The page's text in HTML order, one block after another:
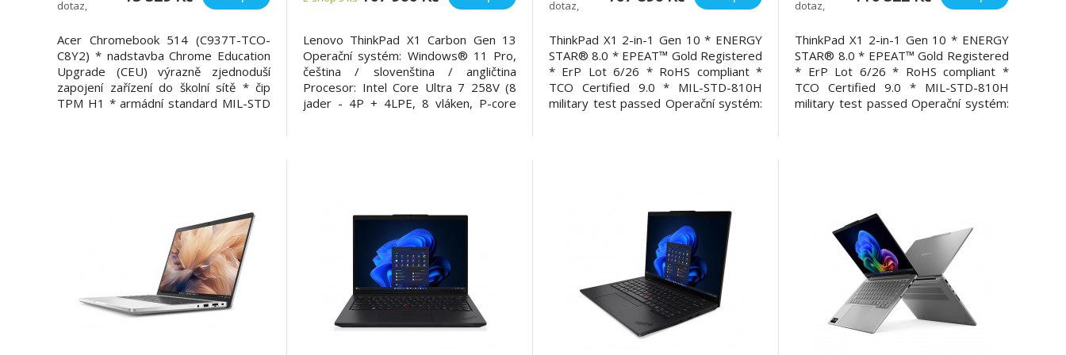
EDU/Black/2R
dotaz,
Acer Chromebook 514 (C937T-TCO-
C8Y2) * nadstavba Chrome Education
Upgrade (CEU) výrazně zjednoduší
zapojení zařízení do školní sítě * čip
TPM H1 * armádní standard MIL-STD
Lenovo ThinkPad X1 Carbon Gen 13
Operační systém: Windows® 11 Pro,
čeština / slovenština / angličtina
Procesor: Intel Core Ultra 7 258V (8
jader - 4P + 4LPE, 8 vláken, P-core
dotaz,
ThinkPad X1 2-in-1 Gen 10 * ENERGY
STAR® 8.0 * EPEAT™ Gold Registered
* ErP Lot 6/26 * RoHS compliant *
TCO Certified 9.0 * MIL-STD-810H
military test passed Operační systém:
dotaz,
ThinkPad X1 2-in-1 Gen 10 * ENERGY
STAR® 8.0 * EPEAT™ Gold Registered
* ErP Lot 6/26 * RoHS compliant *
TCO Certified 9.0 * MIL-STD-810H
military test passed Operační systém: